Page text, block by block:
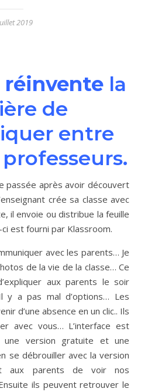
2019
réinvente la
de
entre
passée après avoir découvert
crée sa classe avec
il envoie ou distribue la feuille
est fourni par Klassroom.
avec les parents… Je
de la vie de la classe… Ce
aux parents le soir
a pas mal d’options… Les
d’une absence en un clic.. Ils
avec vous… L’interface est
version gratuite et une
se débrouiller avec la version
aux parents de voir nos
ils peuvent retrouver le